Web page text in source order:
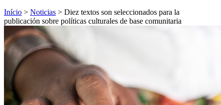
Início > Noticias > Diez textos son seleccionados para la
publicación sobre políticas culturales de base comunitaria